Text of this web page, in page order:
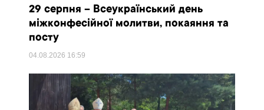
29 серпня – Всеукраїнський день
міжконфесійної молитви, покаяння та
посту
04.08.2026 16:59